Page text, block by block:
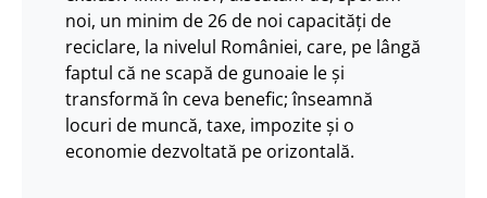
noi, un minim de 26 de noi capacități de
reciclare, la nivelul României, care, pe lângă
faptul că ne scapă de gunoaie le și
transformă în ceva benefic; înseamnă
locuri de muncă, taxe, impozite și o
economie dezvoltată pe orizontală.